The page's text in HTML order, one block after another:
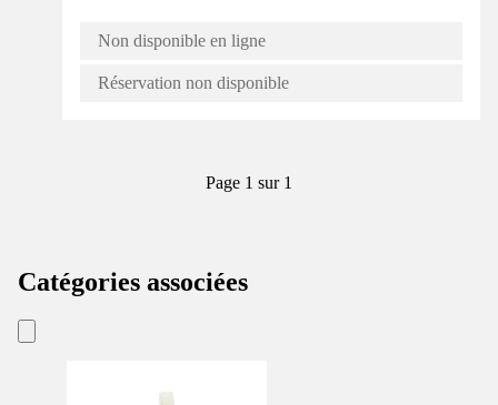
Non disponible en ligne
Réservation non disponible
Page 1 sur 1
Catégories associées